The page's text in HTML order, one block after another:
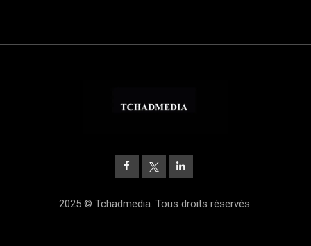
2025 © Tchadmedia. Tous droits réservés.